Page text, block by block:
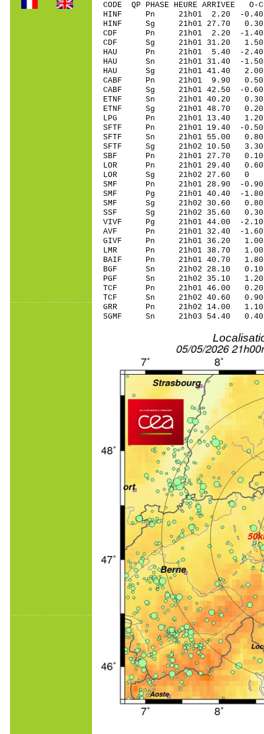
CODE QP PHASE HEURE
HINF Pn 21h01
HINF Sg 21h01 27.70
CDF Pn 21h01
CDF Sg 21h01 31.20 1.50
HAU Pn 21h01
HAU Sn 21h01
HAU Sg 21h01 41.40 2.00
CABF Pn 21h01
CABF Sg 21h01 42.50 -
ETNF Sn 21h01
ETNF Sg 21h01 48.70
LPG Pn 21h01
SFTF Pn 21h01
SFTF Sn 21h01
SFTF Sg 21h02
SBF Pn 21h01
LOR Pn 21h01
LOR Sg 21h02 27.60 0
SMF Pn 21h01
SMF Pg 21h01
SMF Sg 21h02 30.60
SSF Sg 21h02 35.60
VIVF Pg 21h01
AVF Pn 21h01
GIVF Pn 21h01
LMR Pn 21h01
BAIF Pn 21h01
BGF Sn 21h02 28.10
PGF Sn 21h02 35.10
TCF Pn 21h01
TCF Sn 21h02 40.60
GRR Pn 21h02
SGMF Sn 21h03 54.40